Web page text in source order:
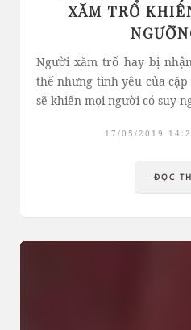
XĂM TRỔ
Người xăm trổ hay bị
thế nhưng tình yêu của
sẽ khiến mọi người có suy
17/05/2019
ĐỌC